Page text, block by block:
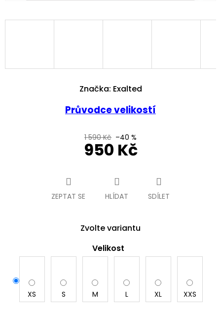
1 590 Kč –40 %
950 Kč
Zvolte variantu
Velikost
XS S M L XL XXS
Průvodce velikostí
ZEPTAT SE HLÍDAT SDÍLET
Značka: Exalted